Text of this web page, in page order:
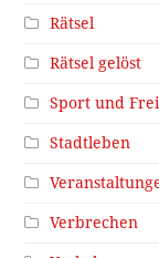
Rätsel
Rätsel gelöst
Sport und
Stadtleben
Verbrechen